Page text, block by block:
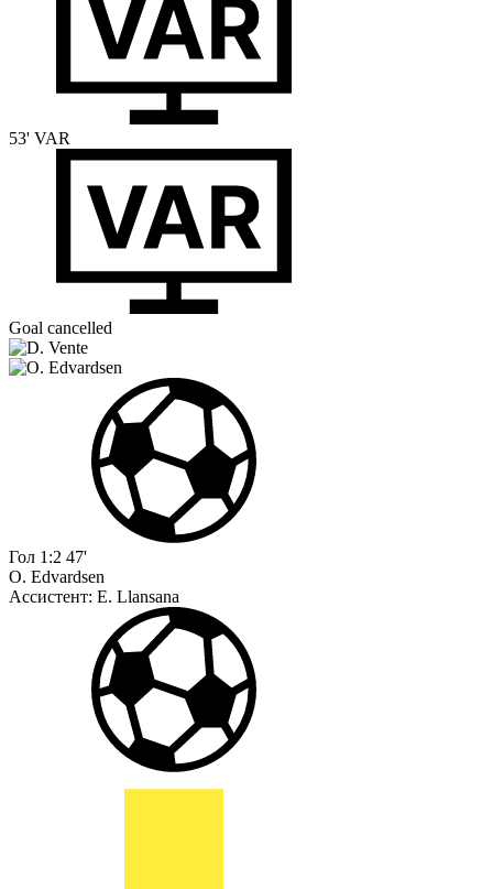
53' VAR
Goal cancelled
Гол 1:2 47'
O. Edvardsen
Ассистент: E. Llansana